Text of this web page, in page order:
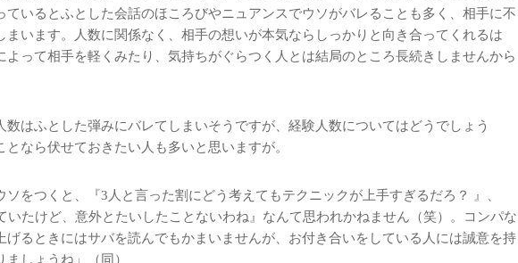
ているとふとした会話のほころびやニュアンスでウソがバレることも多く、相手に不
まいます。人数に関係なく、相手の想いが本気ならしっかりと向き合ってくれるは
よって相手を軽くみたり、気持ちがぐらつく人とは結局のところ長続きしませんから
はふとした弾みにバレてしまいそうですが、経験人数についてはどうでしょう
なら伏せておきたい人も多いと思いますが。
ソをつくと、『3人と言った割にどう考えてもテクニックが上手すぎるだろ？ 』、
いたけど、意外とたいしたことないわね』なんて思われかねません（笑）。コンパな
げるときにはサバを読んでもかまいませんが、お付き合いをしている人には誠意を持
ましょうね」（同）